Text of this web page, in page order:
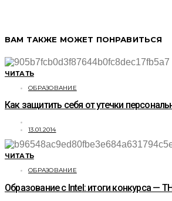
ВАМ ТАКЖЕ МОЖЕТ ПОНРАВИТЬСЯ
ЧИТАТЬ
ОБРАЗОВАНИЕ
Как защитить себя от утечки
13.01.2014
ЧИТАТЬ
ОБРАЗОВАНИЕ
Образование с Intel: итоги конкурса —